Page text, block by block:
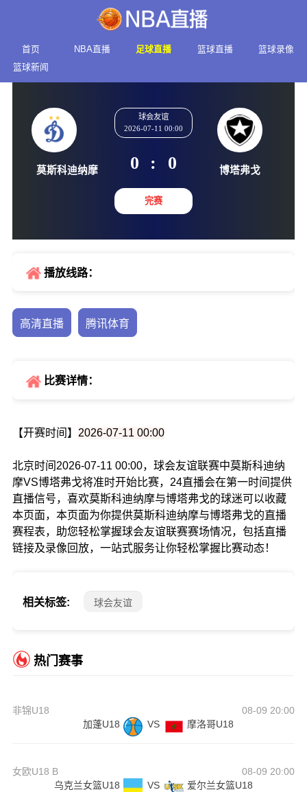
首页 NBA直播 足球直播 篮球直播
篮球录像
篮球新闻
莫斯科迪纳摩
2026-07-11 00:00
0 :
播放线路：
高清直播 腾讯体育
比赛详情：
【开赛时间】 2026-07-11 00:00
北京时间2026-07-11 00:00，球会友谊联赛中莫斯科迪纳
摩VS博塔弗戈将准时开始比赛，24直播会在第一时间提供
直播信号，喜欢莫斯科迪纳摩与博塔弗戈的球迷可以收藏
本页面，本页面为你提供莫斯科迪纳摩与博塔弗戈的直播
赛程表，助您轻松掌握球会友谊联赛赛场情况，包括直播
链接及录像回放，一站式服务让你轻松掌握比赛动态！
相关标签: 球会友谊
热门赛事
非锦U18
08-09 20:00
加蓬U18
VS 摩洛哥U18
女欧U18 B
08-09 20:00
乌克兰女篮U18
VS 爱尔兰女篮U18